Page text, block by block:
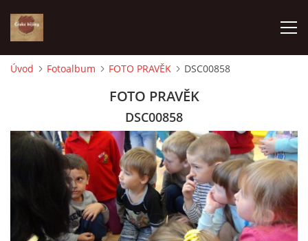
VÝBĚR PODLE VAŠICH POTŘEB
JAK VŠE PROBÍHÁ
ČESKÉ DĚJINY
Úvod Fotoalbum FOTO PRAVĚK DSC00858
FOTO PRAVĚK
DSC00858